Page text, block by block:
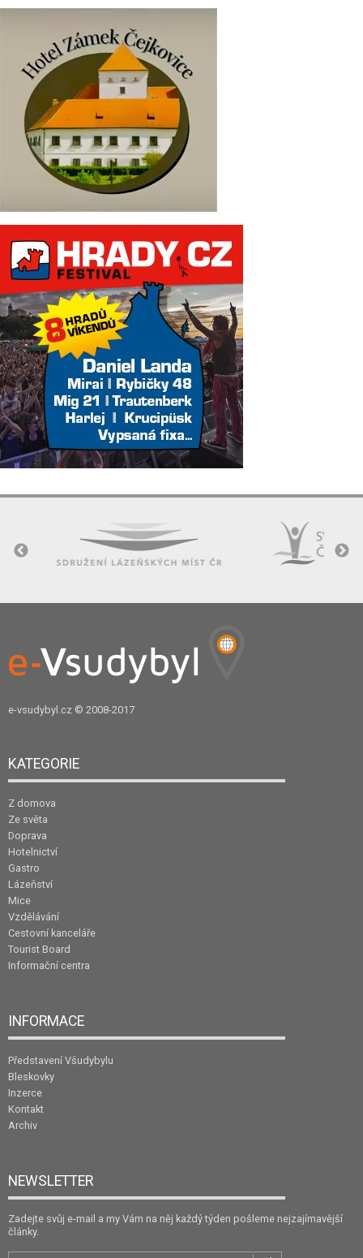
e-vsudybyl.cz © 2008-2017
KATEGORIE
Z domova
Ze světa
Doprava
Hotelnictví
Gastro
Lázeňství
Mice
Vzdělávání
Cestovní kanceláře
Tourist Board
Informační centra
INFORMACE
Představení Všudybylu
Bleskovky
Inzerce
Kontakt
Archiv
NEWSLETTER
Zadejte svůj e-mail a my Vám na něj každý týden pošleme nejzajímavější
články.